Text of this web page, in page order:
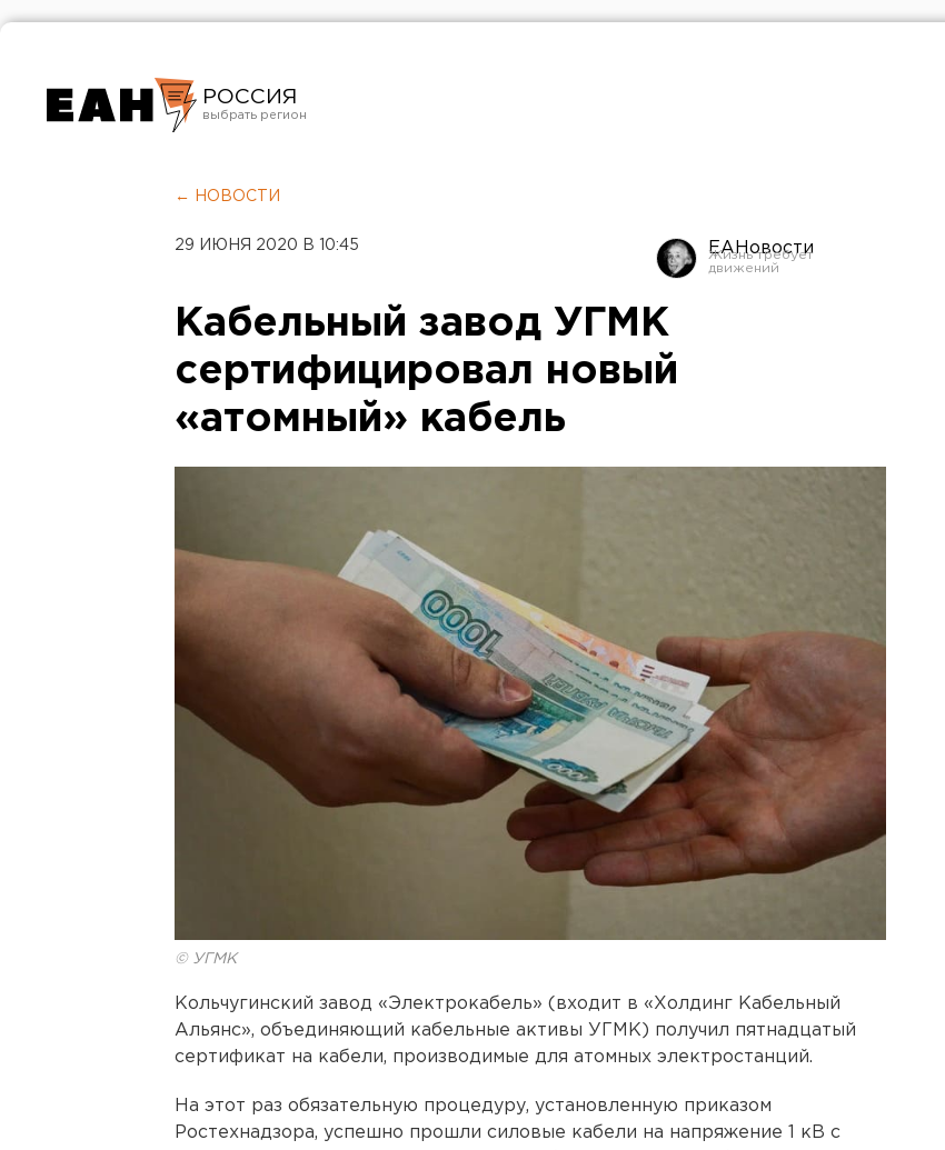
РОССИЯ
Челябинск
← НОВОСТИ
29 ИЮНЯ 2020 В 10:45 ЕАНовости
Кабельный завод УГМК
сертифицировал новый
«атомный» кабель
© УГМК
Кольчугинский завод «Электрокабель» (входит в «Холдинг Кабельный
Альянс», объединяющий кабельные активы УГМК) получил пятнадцатый
сертификат на кабели, производимые для атомных электростанций.
На этот раз обязательную процедуру, установленную приказом
Ростехнадзора, успешно прошли силовые кабели на напряжение 1 кВ с